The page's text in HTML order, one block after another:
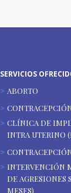
SERVICIOS
ABORTO
CLÍNICA DE
INTRA UTERINO
INTERVENCIÓN
DE AGRESIONES
MESES)